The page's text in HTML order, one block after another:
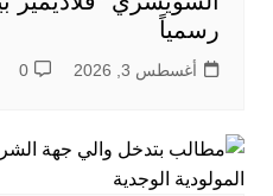
رسمياً
أغسطس 3, 2026 0